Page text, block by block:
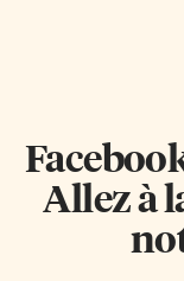
Allez à